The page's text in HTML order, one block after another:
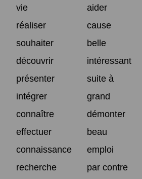
vie
aider
réaliser
cause
souhaiter
belle
découvrir
intéressant
présenter
suite à
intégrer
grand
connaître
démonter
effectuer
beau
connaissance
emploi
recherche
par contre